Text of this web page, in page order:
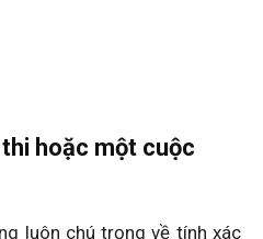
hoặc một cuộc
luôn chú trọng về tính xác